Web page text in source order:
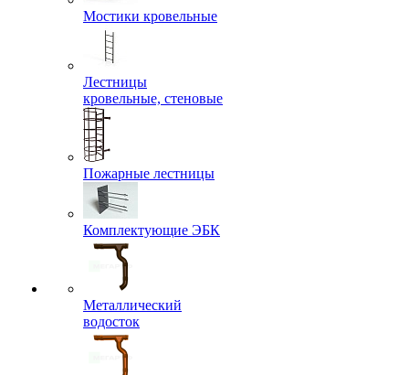
Мостики кровельные
Лестницы
кровельные, стеновые
Пожарные лестницы
Комплектующие ЭБК
Металлический
водосток